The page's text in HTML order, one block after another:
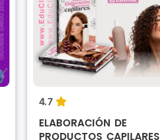
4.7
ELABORACIÓN DE
PRODUCTOS CAPILARES